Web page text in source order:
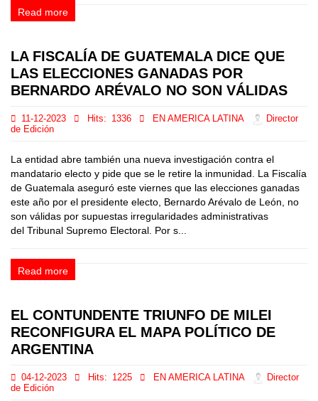
Read more
LA FISCALÍA DE GUATEMALA DICE QUE
LAS ELECCIONES GANADAS POR
BERNARDO ARÉVALO NO SON VÁLIDAS
11-12-2023 Hits: 1336 EN AMERICA LATINA
Director
de Edición
La entidad abre también una nueva investigación contra el
mandatario electo y pide que se le retire la inmunidad. La Fiscalía
de Guatemala aseguró este viernes que las elecciones ganadas
este año por el presidente electo, Bernardo Arévalo de León, no
son válidas por supuestas irregularidades administrativas
del Tribunal Supremo Electoral. Por s...
Read more
EL CONTUNDENTE TRIUNFO DE MILEI
RECONFIGURA EL MAPA POLÍTICO DE
ARGENTINA
04-12-2023 Hits: 1225 EN AMERICA LATINA
Director
de Edición